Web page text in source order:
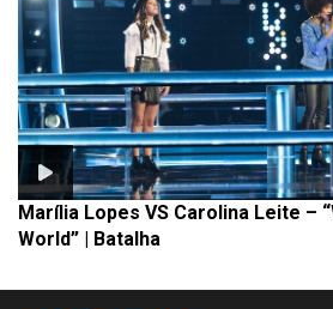
Marília Lopes VS Carolina Leite –
World” | Batalha